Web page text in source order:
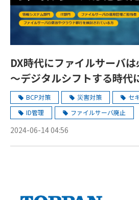
DX時代にファイルサーバ
～デジタルシフトする時代
こと～
BCP対策 災害対策
セ
ID管理
ファイルサーバ廃止
2024-06-14 04:56